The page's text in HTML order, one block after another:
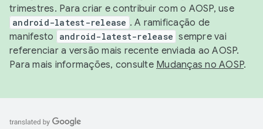
trimestres. Para criar e contribuir com o AOSP, use
android-latest-release . A ramificação de
manifesto
android-latest-release sempre vai
referenciar a versão mais recente enviada ao AOSP.
Para mais informações, consulte Mudanças no AOSP.